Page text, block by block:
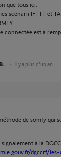
que tous ici.
scenarii IFTTT et
connectée est à
il y a plus d'un an
de somfy qui
à la
dgccrf/les-